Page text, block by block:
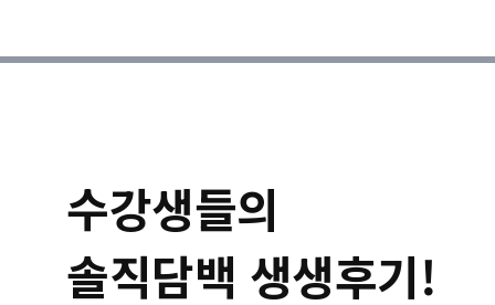
수강생들의
솔직담백 생생후기!